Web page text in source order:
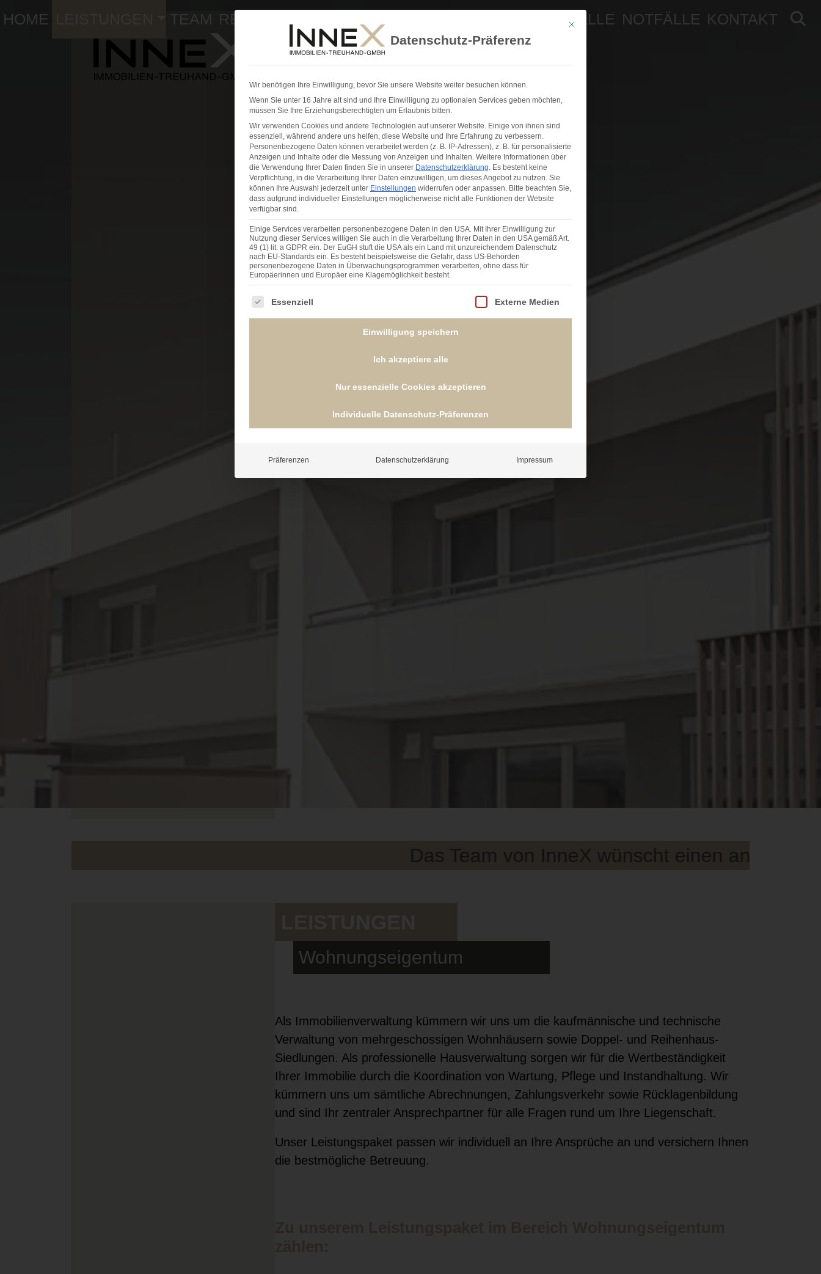
HOME TEAM REFERENZEN SCHADENSFÄLLE NOTFÄLLE KONTAKT
Das Team von InneX wünscht einen
Wohnungseigentum
Als Immobilienverwaltung kümmern wir uns um die kaufmännische und technische
Verwaltung von mehrgeschossigen Wohnhäusern sowie Doppel- und Reihenhaus-
Siedlungen. Als professionelle Hausverwaltung sorgen wir für die Wertbeständigkeit
Ihrer Immobilie durch die Koordination von Wartung, Pflege und Instandhaltung. Wir
kümmern uns um sämtliche Abrechnungen, Zahlungsverkehr sowie Rücklagenbildung
und sind Ihr zentraler Ansprechpartner für alle Fragen rund um Ihre Liegenschaft.
Unser Leistungspaket passen wir individuell an Ihre Ansprüche an und versichern Ihnen
die bestmögliche Betreuung.
Mit diesem Button wird der Dialog geschlossen. Seine Funktionalität ist
Datenschutz-Präferenz
Wir benötigen Ihre Einwilligung, bevor Sie unsere Website weiter besuchen können.
Wenn Sie unter 16 Jahre alt sind und Ihre Einwilligung zu optionalen Services geben möchten,
müssen Sie Ihre Erziehungsberechtigten um Erlaubnis bitten.
Wir verwenden Cookies und andere Technologien auf unserer Website. Einige von ihnen sind
essenziell, während andere uns helfen, diese Website und Ihre Erfahrung zu verbessern.
Personenbezogene Daten können verarbeitet werden (z. B. IP-Adressen), z. B. für personalisierte
Anzeigen und Inhalte oder die Messung von Anzeigen und Inhalten. Weitere Informationen über
die Verwendung Ihrer Daten finden Sie in unserer Datenschutzerklärung. Es besteht keine
Verpflichtung, in die Verarbeitung Ihrer Daten einzuwilligen, um dieses Angebot zu nutzen. Sie
können Ihre Auswahl jederzeit unter Einstellungen widerrufen oder anpassen. Bitte beachten Sie,
dass aufgrund individueller Einstellungen möglicherweise nicht alle Funktionen der Website
verfügbar sind.
Einige Services verarbeiten personenbezogene Daten in den USA. Mit Ihrer Einwilligung zur
Nutzung dieser Services willigen Sie auch in die Verarbeitung Ihrer Daten in den USA gemäß Art.
49 (1) lit. a GDPR ein. Der EuGH stuft die USA als ein Land mit unzureichendem Datenschutz
nach EU-Standards ein. Es besteht beispielsweise die Gefahr, dass US-Behörden
personenbezogene Daten in Überwachungsprogrammen verarbeiten, ohne dass für
Europäerinnen und Europäer eine Klagemöglichkeit besteht.
Es folgt eine Liste der Service-Gruppen, für die eine Einwilligung erteilt werden kann. Die erste Service-Gruppe ist
Essenziell Externe Medien
Einwilligung speichern
Ich akzeptiere alle
Nur essenzielle Cookies akzeptieren
Individuelle Datenschutz-Präferenzen
Präferenzen Datenschutzerklärung Impressum